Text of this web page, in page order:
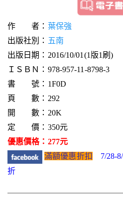
作 者： 葉保強
出版社別： 五南
出版日期：2016/10/01(1版1刷)
ＩＳＢＮ：978-957-11-8798-3
書 號：1F0D
頁 數：292
開 數：20K
定 價：350元
優惠價格：277元
滿額優惠折扣
7/28-
折